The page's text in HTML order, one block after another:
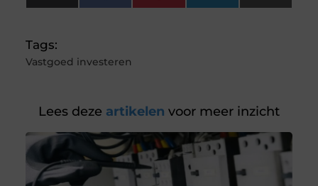
(Twitter)
Tags:
Vastgoed investeren
Lees deze artikelen voor meer inzicht